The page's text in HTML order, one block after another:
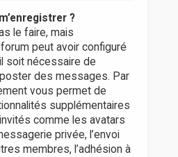
?
le faire, mais
forum peut avoir configuré
soit nécessaire de
des messages. Par
vous permet de
supplémentaires
comme les avatars
privée, l’envoi
membres, l’adhésion à